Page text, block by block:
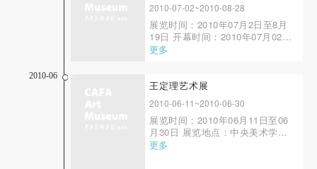
2010-07-02~2010-08-28
展览时间：2010年07月2日至8月
19日 开幕时间：2010年07月02日
14:00展览地点：中央美术学院美
优秀作品展”是中央美术学院“千里
之行”策划理念的继续延伸和深
入，是从其内涵和...
更多
2010-06
王定理艺术展
2010-06-11~2010-06-30
展览时间：2010年06月11日至06
月30日 展览地点：中央美术学院
美术馆 开幕时间：2010年6月11
更多
快捷登录 帐号密码登录